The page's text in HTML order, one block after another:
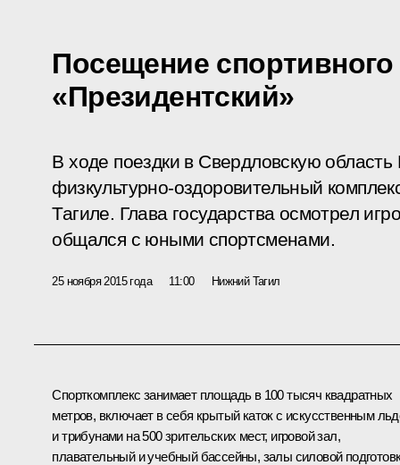
Посещение
«Президентский»
В ходе поездки в Свердловскую
физкультурно-оздоровительный
Тагиле. Глава государства осмотрел
общался с юными спортсменами.
25 ноября 2015 года 11:00 Нижний Тагил
Спорткомплекс занимает площадь в 100 тысяч квадратных
метров, включает в себя крытый каток с искусственным
и трибунами на 500 зрительских мест, игровой зал,
плавательный и учебный бассейны, залы силовой